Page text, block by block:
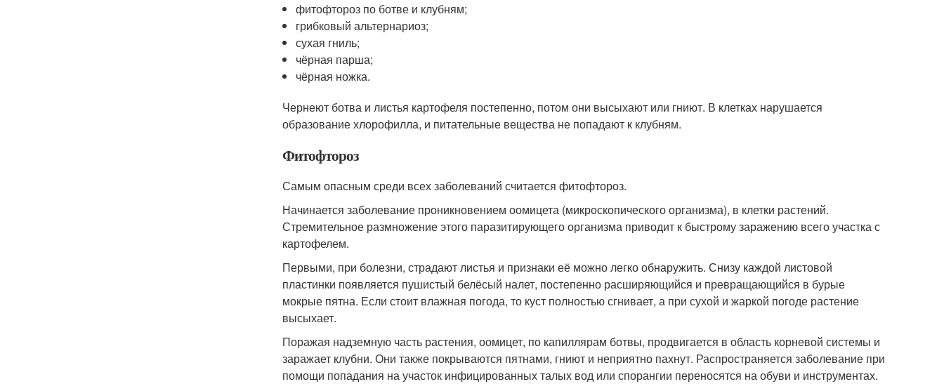
фитофтороз по ботве и клубням;
грибковый альтернариоз;
сухая гниль;
чёрная парша;
чёрная ножка.
Чернеют ботва и листья картофеля постепенно, потом они высыхают или гниют. В клетках нарушается
образование хлорофилла, и питательные вещества не попадают к клубням.
Фитофтороз
Самым опасным среди всех заболеваний считается фитофтороз.
Начинается заболевание проникновением оомицета (микроскопического организма), в клетки растений.
Стремительное размножение этого паразитирующего организма приводит к быстрому заражению всего участка с
картофелем.
Первыми, при болезни, страдают листья и признаки её можно легко обнаружить. Снизу каждой листовой
пластинки появляется пушистый белёсый налет, постепенно расширяющийся и превращающийся в бурые
мокрые пятна. Если стоит влажная погода, то куст полностью сгнивает, а при сухой и жаркой погоде растение
высыхает.
Поражая надземную часть растения, оомицет, по капиллярам ботвы, продвигается в область корневой системы и
заражает клубни. Они также покрываются пятнами, гниют и неприятно пахнут. Распространяется заболевание при
помощи попадания на участок инфицированных талых вод или спорангии переносятся на обуви и инструментах.